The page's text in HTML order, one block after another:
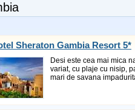
Sheraton Gambia Resort 5*
Desi este cea mai mica
variat, cu plaje cu nisip,
mari de savana